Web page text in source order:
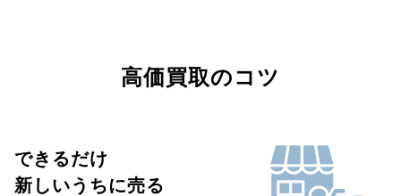
高価買取のコツ
できるだけ
新しいうちに売る